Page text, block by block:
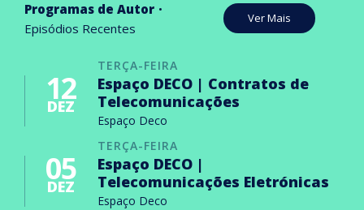
Programas de Autor
Episódios Recentes
Ver Mais
TERÇA-FEIRA
12
DEZ
Espaço DECO | Contratos de
Telecomunicações
Espaço Deco
TERÇA-FEIRA
05
DEZ
Espaço DECO |
Telecomunicações Eletrónicas
Espaço Deco